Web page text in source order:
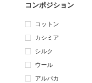
コンポジション
コットン
カシミア
シルク
ウール
アルパカ